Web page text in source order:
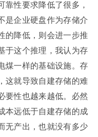
靠性要求降低了很多，
是企业硬盘作为存储介
的降低，则会进一步推
于这个推理，我认为存
煤一样的基础设施。存
这就导致自建存储的难
要性也越来越低。必然
本远低于自建存储的成
无产出，也就没有多少